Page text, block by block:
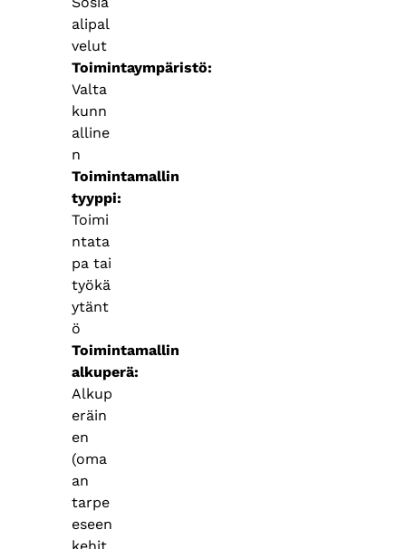
alipal
velut
Toimintaympäristö
Valta
kunn
alline
n
Toimintamallin
tyyppi
Toimi
ntata
pa tai
työkä
ytänt
ö
Toimintamallin
alkuperä
Alkup
eräin
en
(oma
an
tarpe
eseen
kehit